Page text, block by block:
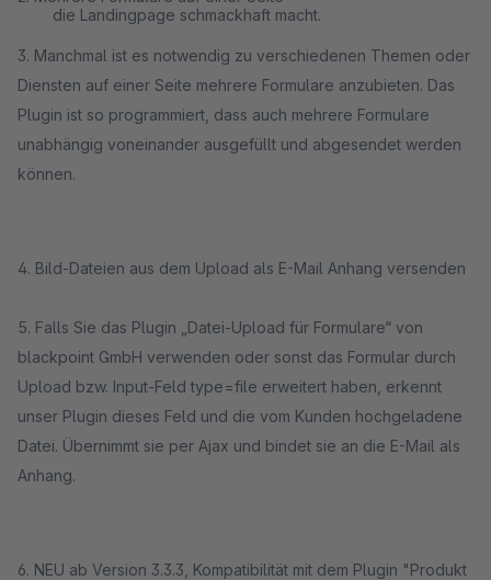
die Landingpage schmackhaft macht.
3. Manchmal ist es notwendig zu verschiedenen Themen oder
Diensten auf einer Seite mehrere Formulare anzubieten. Das
Plugin ist so programmiert, dass auch mehrere Formulare
unabhängig voneinander ausgefüllt und abgesendet werden
können.
4. Bild-Dateien aus dem Upload als E-Mail Anhang versenden
5. Falls Sie das Plugin „Datei-Upload für Formulare“ von
blackpoint GmbH verwenden oder sonst das Formular durch
Upload bzw. Input-Feld type=file erweitert haben, erkennt
unser Plugin dieses Feld und die vom Kunden hochgeladene
Datei. Übernimmt sie per Ajax und bindet sie an die E-Mail als
Anhang.
6. NEU ab Version 3.3.3, Kompatibilität mit dem Plugin "Produkt